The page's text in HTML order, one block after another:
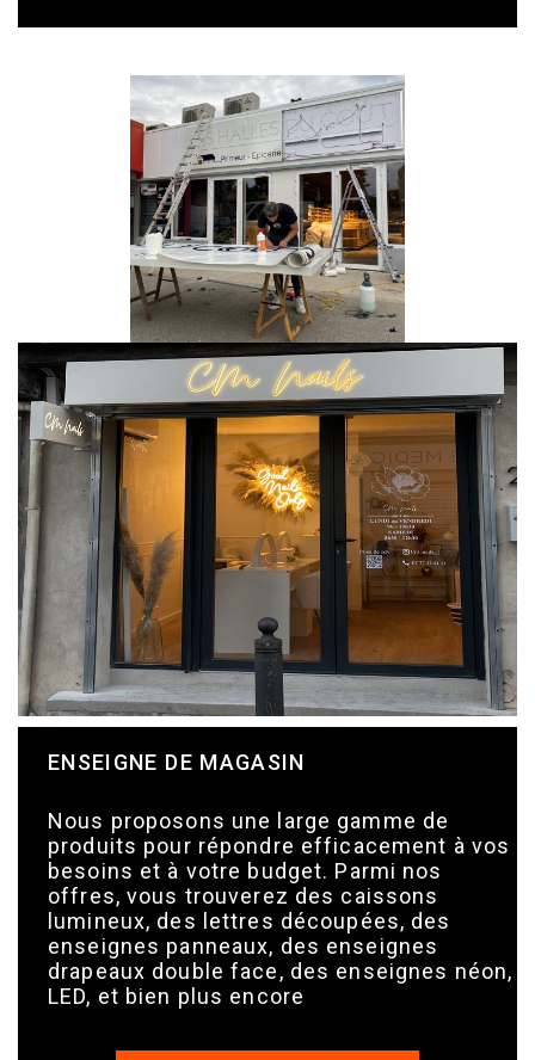
ENSEIGNE DE MAGASIN
Nous proposons une large gamme de
produits pour répondre efficacement à vos
besoins et à votre budget. Parmi nos
offres, vous trouverez des caissons
lumineux, des lettres découpées, des
enseignes panneaux, des enseignes
drapeaux double face, des enseignes néon,
LED, et bien plus encore